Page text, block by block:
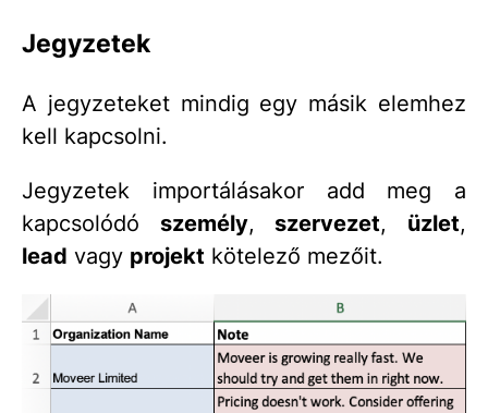
Jegyzetek
A jegyzeteket mindig egy másik elemhez
kell kapcsolni.
Jegyzetek importálásakor add meg a
kapcsolódó személy,szervezet, üzlet,
lead vagy projekt kötelező mezőit.